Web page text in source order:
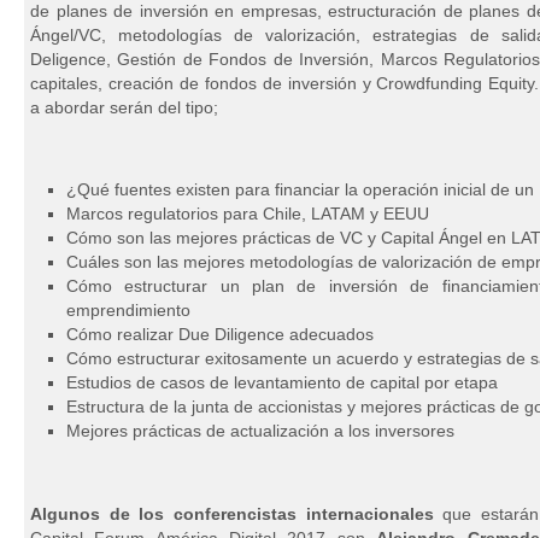
de planes de inversión en empresas, estructuración de planes
Ángel/VC, metodologías de valorización, estrategias de
Deligence, Gestión de Fondos de Inversión, Marcos
capitales, creación de fondos de inversión y Crowdfunding
a abordar serán del tipo;
¿Qué fuentes existen para financiar la operación inicial de un
Marcos regulatorios para Chile, LATAM y EEUU
Cómo son las mejores prácticas de VC y Capital Ángel en
Cuáles son las mejores metodologías de valorización de
Cómo estructurar un plan de inversión de
emprendimiento
Cómo realizar Due Diligence adecuados
Cómo estructurar exitosamente un acuerdo y estrategias de
Estudios de casos de levantamiento de capital por etapa
Estructura de la junta de accionistas y mejores prácticas de
Mejores prácticas de actualización a los inversores
Algunos de los conferencistas internacionales que